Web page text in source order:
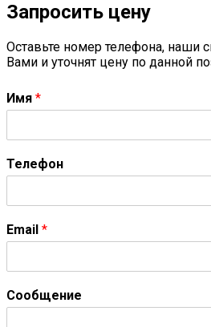
Запросить цену
Оставьте номер телефона, наши
Вами и уточнят цену по данной
Имя *
Телефон
Email *
Сообщение